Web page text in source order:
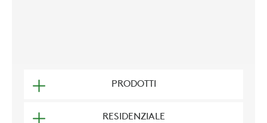
PRODOTTI
RESIDENZIALE